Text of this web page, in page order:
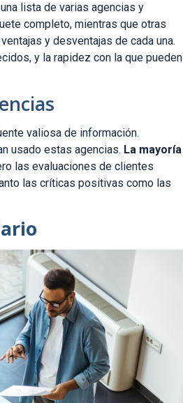
lista de varias agencias y
completo, mientras que otras
y desventajas de cada una.
y la rapidez con la que pueden
valiosa de información.
usado estas agencias. La mayoría
las evaluaciones de clientes
las críticas positivas como las